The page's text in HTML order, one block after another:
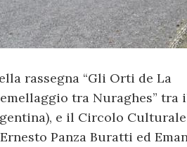
rassegna “Gli Orti de La
tra Nuraghes” tra
e il Circolo Culturale
Panza Buratti ed